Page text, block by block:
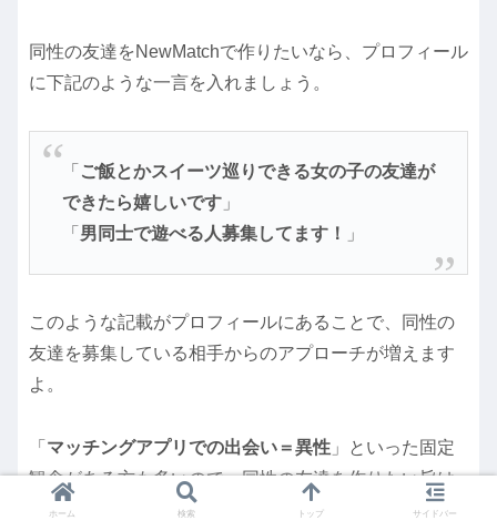
同性の友達をNewMatchで作りたいなら、プロフィール
に下記のような一言を入れましょう。
「 ご飯とかスイーツ巡りできる女の子の友達が
できたら嬉しいです」
「 男同士で遊べる人募集してます！ 」
このような記載がプロフィールにあることで、同性の
友達を募集している相手からのアプローチが増えます
よ。
「 マッチングアプリでの出会い＝異性 」といった固定
観念がある方も多いので、同性の友達を作りたい旨は
しっかり記載しておきましょう。
ホーム 検索 トップ サイドバー